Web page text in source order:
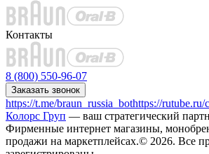
Контакты
8 (800) 550-96-07
Заказать звонок
https://t.me/braun_russia_bothttps://rutube.ru/
Колорс Груп — ваш стратегический
Фирменные интернет магазины,
продажи на маркетплейсах.© 2026. Все